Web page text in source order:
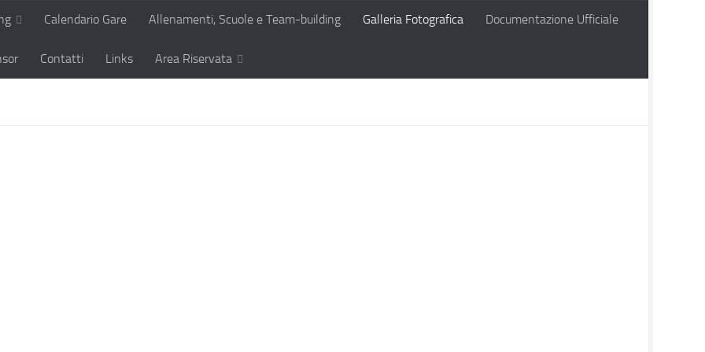
Calendario Gare Allenamenti, Scuole e Team-building Galleria Fotografica Documentazione Ufficiale
Contatti Links Area Riservata